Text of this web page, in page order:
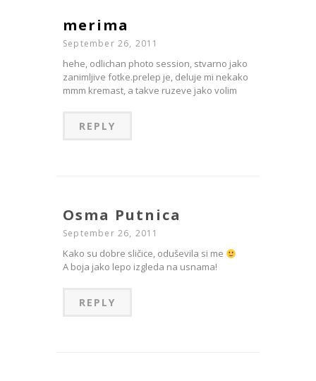
merima
September 26, 2011
hehe, odlichan photo session, stvarno jako
zanimljive fotke.prelep je, deluje mi nekako
mmm kremast, a takve ruzeve jako volim
REPLY
Osma Putnica
September 26, 2011
Kako su dobre sličice, oduševila si me
A boja jako lepo izgleda na usnama!
REPLY